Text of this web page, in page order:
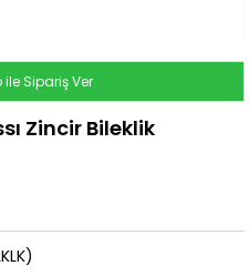
Sipariş Ver
Zincir Bileklik